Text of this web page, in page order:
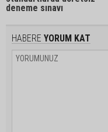
deneme sınavı
HABERE YORUM KAT